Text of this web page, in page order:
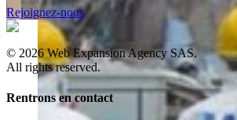
Rejoignez-nous
© 2026Web Expansion Agency SAS.
All rights reserved.
Rentrons en contact